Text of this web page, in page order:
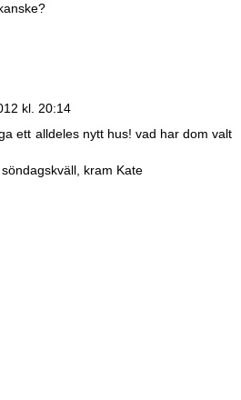
kl. 20:14
ett alldeles nytt hus! vad har dom valt
kram Kate